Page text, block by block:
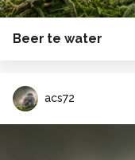
Beer te water
acs72